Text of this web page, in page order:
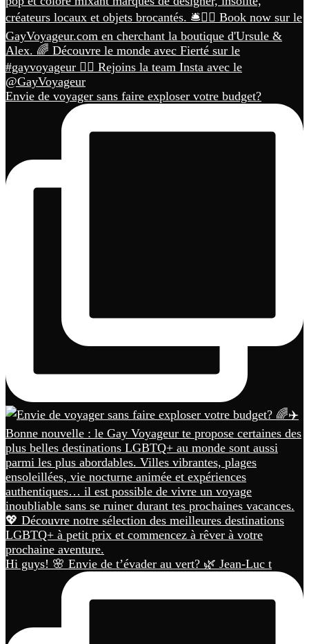
Envie de voyager sans faire exploser votre budget?
Hi guys! 🌸 Envie de t’évader au vert? 🌿 Jean-Luc t